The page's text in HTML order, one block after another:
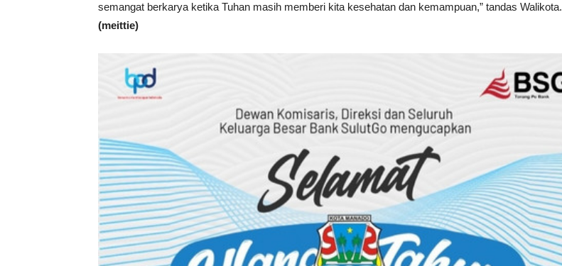
semangat berkarya ketika Tuhan masih memberi kita kesehatan dan kemampuan,” tandas Walikota.
(meittie)